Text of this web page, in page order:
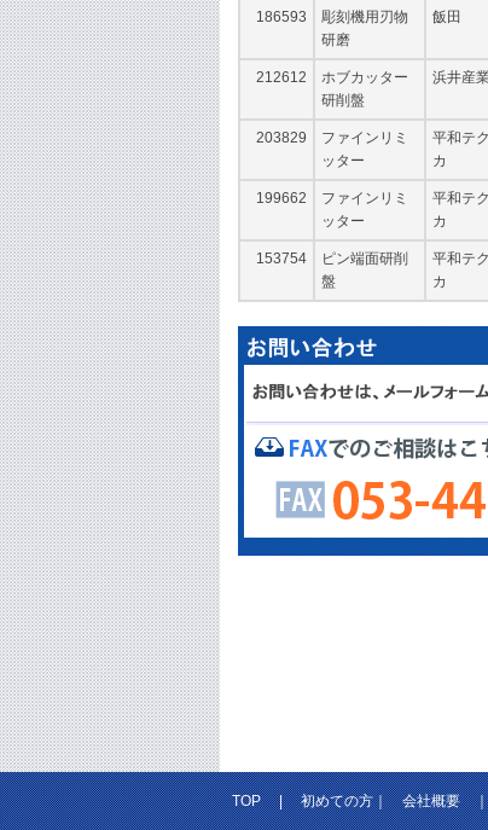
186593
彫刻機用刃物
研磨
飯田
212612
ホブカッター
研削盤
浜井産
203829
ファインリミ
ッター
平和テ
カ
199662
ファインリミ
ッター
平和テ
カ
153754
ピン端面研削
盤
平和テ
カ
TOP|初めての方｜会社概要